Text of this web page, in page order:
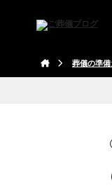
葬儀の準備